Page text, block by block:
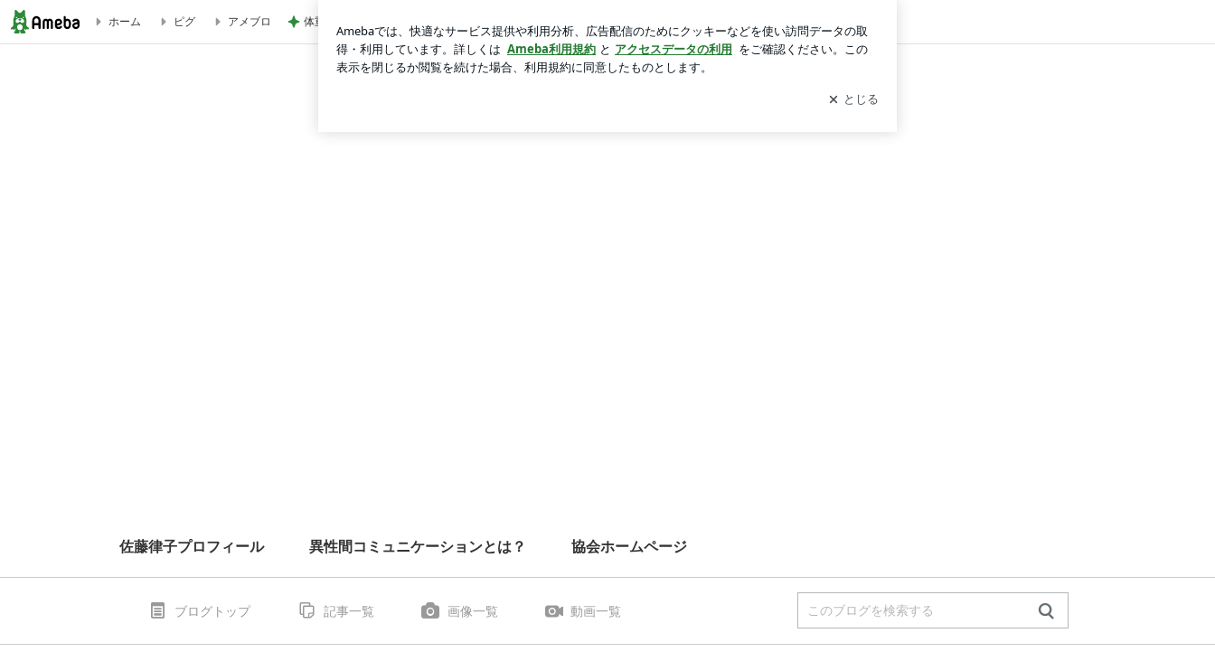
熊本県主催 結婚応援フォーラム「あなたの婚活は、ここからはじまる」オンライン講演 | 異性間コミュニケーションのスペシャリスト佐藤律子「婚活・恋愛・男女間の交流レッスン」
ホーム ピグ アメブロ 体重が減らず今朝食べたハッシュポテト 新規登録 ログイン
ブログトップ 記事一覧 画像一覧 動画一覧
佐藤律子プロフィール 異性間コミュニケーションとは？ 協会ホームページ